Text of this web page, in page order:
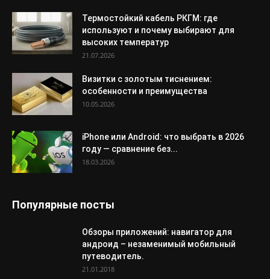
Термостойкий кабель РКГМ: где
используют и почему выбирают для
высоких температур
21.07.2026
Визитки с золотым тиснением:
особенности и преимущества
10.05.2026
iPhone или Android: что выбрать в 2026
году — сравнение без...
18.03.2026
Популярные посты
Обзоры приложений: навигатор для
андроид – незаменимый мобильный
путеводитель.
21.01.2018